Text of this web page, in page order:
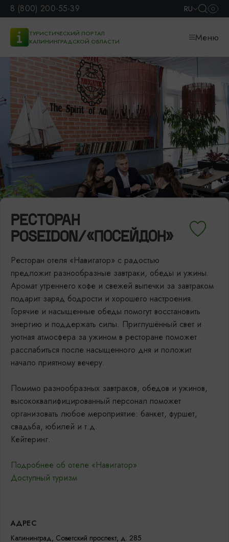
8 (800) 200-55-39 RU
ТУРИСТИЧЕСКИЙ ПОРТАЛ
КАЛИНИНГРАДСКОЙ ОБЛАСТИ
Меню
РЕСТОРАН
POSEIDON/«ПОСЕЙДОН»
Ресторан отеля «Навигатор» с радостью
предложит разнообразные завтраки, обеды и ужины.
Аромат утреннего кофе и свежей выпечки за завтраком
подарит заряд бодрости и хорошего настроения.
Горячие и насыщенные обеды помогут восстановить
энергию и поддержать силы. Приглушённый свет и
уютная атмосфера за ужином в ресторане поможет
расслабиться после насыщенного дня и положит
начало приятному вечеру.
Помимо разнообразных завтраков, обедов и ужинов,
высококвалифицированный персонал поможет
организовать любое мероприятие: банкет, фуршет,
свадьба, юбилей и т.д.
Кейтеринг.
Подробнее об отеле «Навигатор»
Доступный туризм
АДРЕС
Калининград, Советский проспект, д. 285